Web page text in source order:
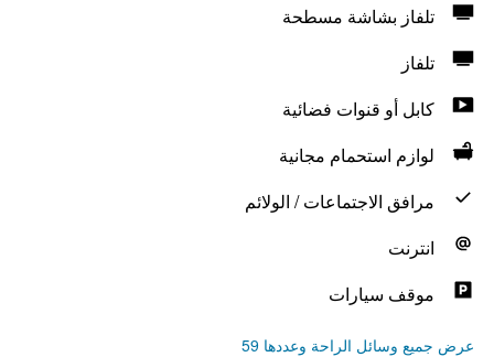
تلفاز بشاشة مسطحة
تلفاز
كابل أو قنوات فضائية
لوازم استحمام مجانية
مرافق الاجتماعات / الولائم
انترنت
موقف سيارات
عرض جميع وسائل الراحة وعددها 59